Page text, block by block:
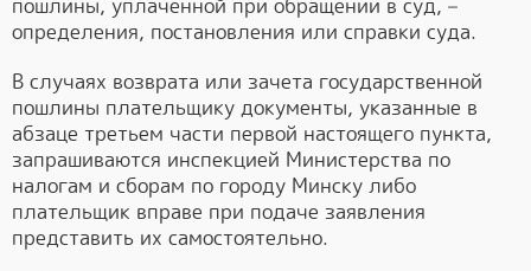
определения, постановления или справки суда.
В случаях возврата или зачета государственной
пошлины плательщику документы, указанные в
абзаце третьем части первой настоящего пункта,
запрашиваются инспекцией Министерства по
налогам и сборам по городу Минску либо
плательщик вправе при подаче заявления
представить их самостоятельно.